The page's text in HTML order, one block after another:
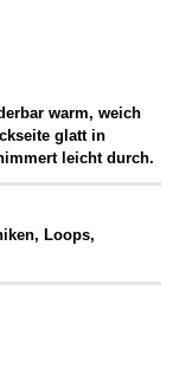
warm, weich
glatt in
leicht durch.
Loops,